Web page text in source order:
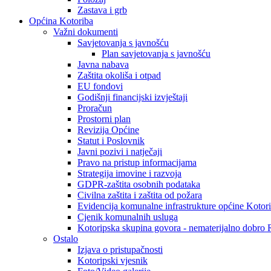
Zastava i grb
Općina Kotoriba
Važni dokumenti
Savjetovanja s javnošću
Plan savjetovanja s javnošću
Javna nabava
Zaštita okoliša i otpad
EU fondovi
Godišnji financijski izvještaji
Proračun
Prostorni plan
Revizija Općine
Statut i Poslovnik
Javni pozivi i natječaji
Pravo na pristup informacijama
Strategija imovine i razvoja
GDPR-zaštita osobnih podataka
Civilna zaštita i zaštita od požara
Evidencija komunalne infrastrukture općine
Cjenik komunalnih usluga
Kotoripska skupina govora - nematerijalno dobro
Ostalo
Izjava o pristupačnosti
Kotoripski vjesnik